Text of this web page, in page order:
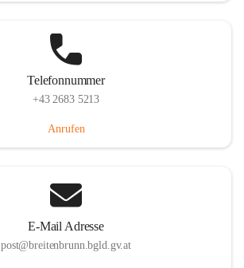
Telefonnummer
+43 2683 5213
Anrufen
E-Mail Adresse
post@breitenbrunn.bgld.gv.at